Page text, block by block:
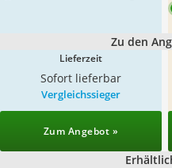
Zu den
Lieferzeit
Sofort lieferbar
Vergleichssieger
Zum Angebot »